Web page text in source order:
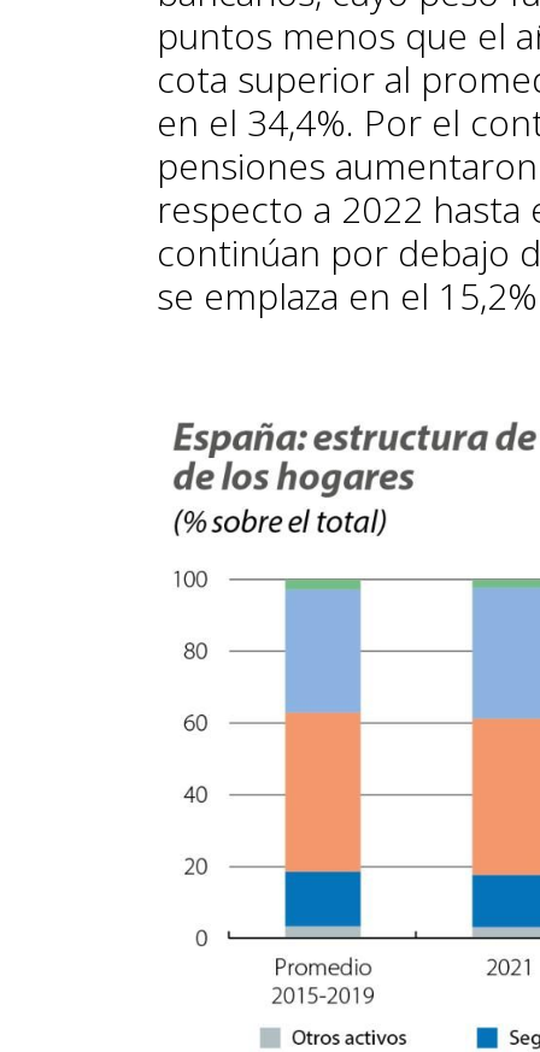
puntos menos que el
cota superior al
en el 34,4%. Por el
pensiones
respecto a 2022
continúan por debajo
se emplaza en el